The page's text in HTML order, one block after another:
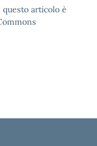
articolo è